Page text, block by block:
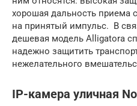
хорошая дальность приема
на принятый импульс. В
дешевая модель Alligatora
надежно защитить
нежелательного
IP-камера уличная